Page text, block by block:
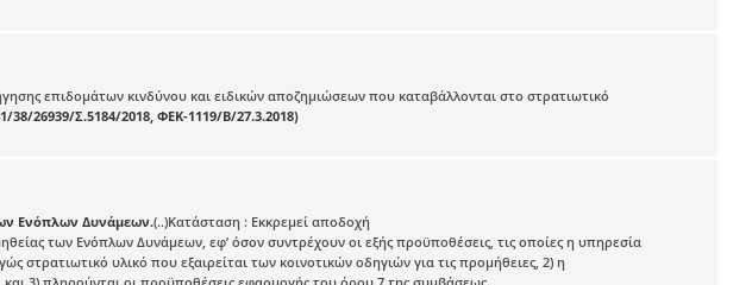
επιδομάτων κινδύνου και ειδικών αποζημιώσεων που καταβάλλονται στο στρατιωτικό
38/26939/Σ.5184/2018, ΦΕΚ-1119/Β/27.3.2018)
Ενόπλων Δυνάμεων.(..)Κατάσταση : Εκκρεμεί αποδοχή
των Ενόπλων Δυνάμεων, εφ’ όσον συντρέχουν οι εξής προϋποθέσεις, τις οποίες η υπηρεσία
στρατιωτικό υλικό που εξαιρείται των κοινοτικών οδηγιών για τις προμήθειες, 2) η